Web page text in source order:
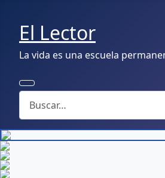
El Lector
La vida es una escuela
Buscar